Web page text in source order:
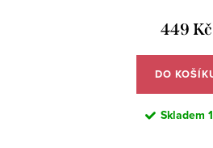
449 Kč
DO
Skladem